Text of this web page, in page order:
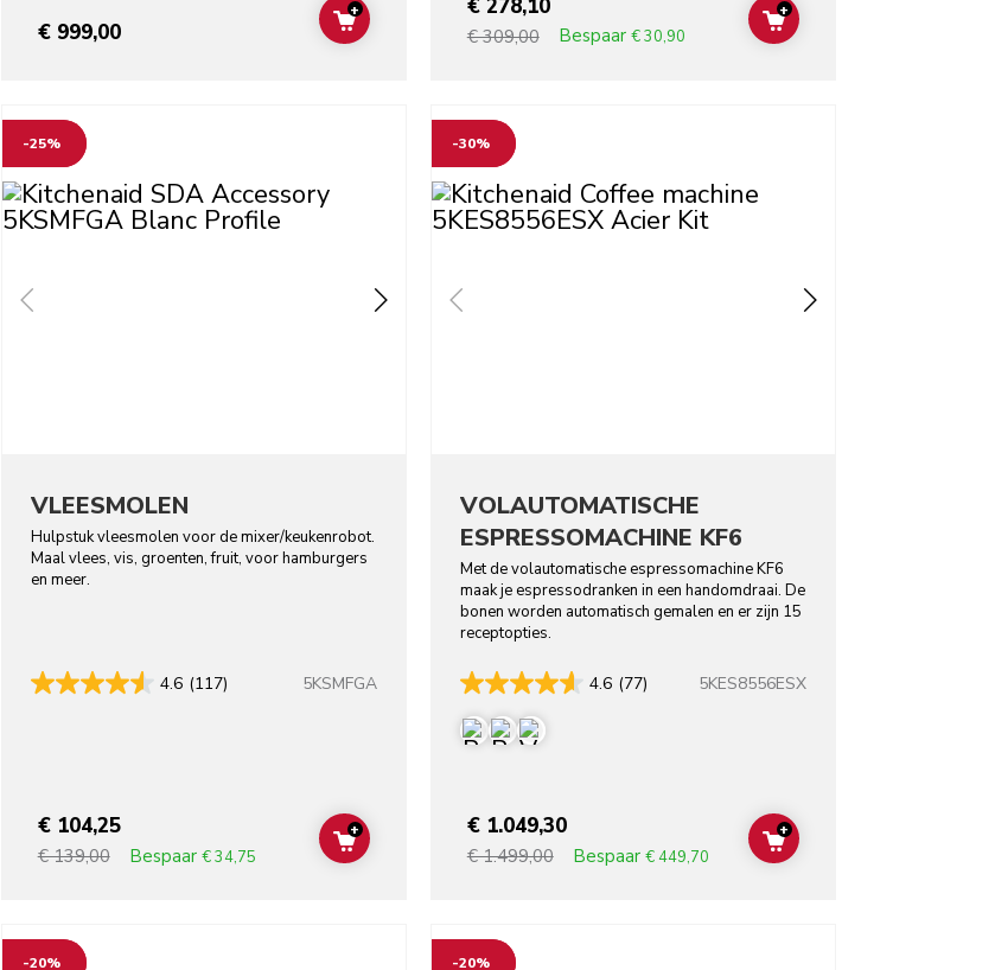
€ 999,00 ADD TO CART
+ € 278,10
€ 309,00 Bespaar € 30,90 ADD TO CART
+
-25%
VLEESMOLEN
Hulpstuk vleesmolen voor de mixer/keukenrobot.
Maal vlees, vis, groenten, fruit, voor hamburgers
en meer.
4.6 (117) 5KSMFGA
€ 104,25
€ 139,00 Bespaar € 34,75 ADD TO CART
+
-30%
VOLAUTOMATISCHE
ESPRESSOMACHINE KF6
Met de volautomatische espressomachine KF6
maak je espressodranken in een handomdraai. De
bonen worden automatisch gemalen en er zijn 15
receptopties.
4.6 (77) 5KES8556ESX
€ 1.049,30
€ 1.499,00 Bespaar € 449,70 ADD TO CART
+
-20% -20%